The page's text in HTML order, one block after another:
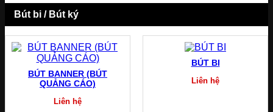
Bút bi / Bút ký
BÚT BANNER (BÚT
QUẢNG CÁO)
Liên hệ
BÚT BI
Liên hệ